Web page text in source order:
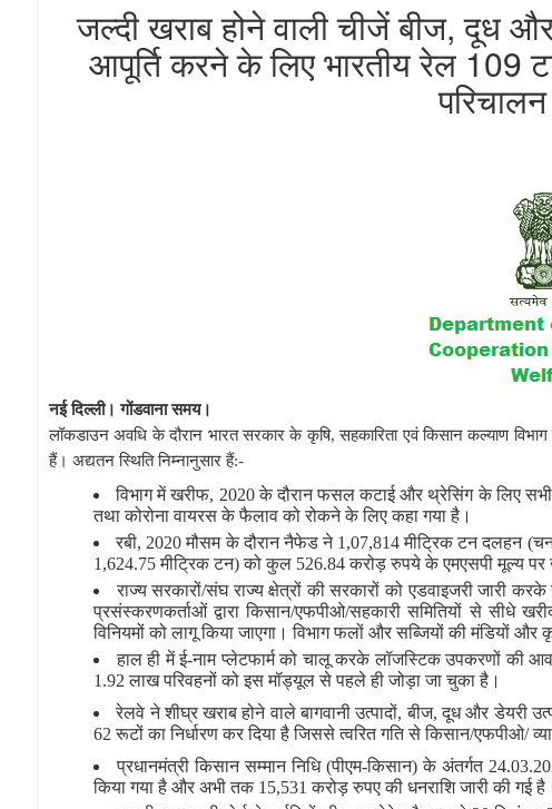
जल्दी खराब होने वाली चीजें बीज, दूध
आपूर्ति करने के लिए भारतीय रेल 109
नई दिल्ली। गोंडवाना समय।
लॉकडाउन अवधि के दौरान भारत सरकार के कृषि, सहकारिता एवं किसान कल्याण
हैं। अद्यतन स्थिति निम्नानुसार हैं:-
विभाग में खरीफ, 2020 के दौरान फसल कटाई और थ्रेसिंग के लिए
तथा कोरोना वायरस के फैलाव को रोकने के लिए कहा गया है।
रबी, 2020 मौसम के दौरान नैफेड ने 1,07,814 मीट्रिक टन दलहन
1,624.75 मीट्रिक टन) को कुल 526.84 करोड़ रुपये के एमएसपी मूल्य पर
राज्य सरकारों/संघ राज्य क्षेत्रों की सरकारों को एडवाइजरी जारी
प्रसंस्करणकर्ताओं द्वारा किसान/एफपीओ/सहकारी समितियों से सीधे
विनियमों को लागू किया जाएगा। विभाग फलों और सब्जियों की मंडियों और
हाल ही में ई-नाम प्लेटफार्म को चालू करके लॉजस्टिक उपकरणों की
1.92 लाख परिवहनों को इस मॉड्यूल से पहले ही जोड़ा जा चुका है।
रेलवे ने शीघ्र खराब होने वाले बागवानी उत्पादों, बीज, दूध और डेयरी
62 रूटों का निर्धारण कर दिया है जिससे त्वरित गति से किसान/एफपीओ/
प्रधानमंत्री किसान सम्मान निधि (पीएम-किसान) के अंतर्गत
किया गया है और अभी तक 15,531 करोड़ रुपए की धनराशि जारी की गई है।